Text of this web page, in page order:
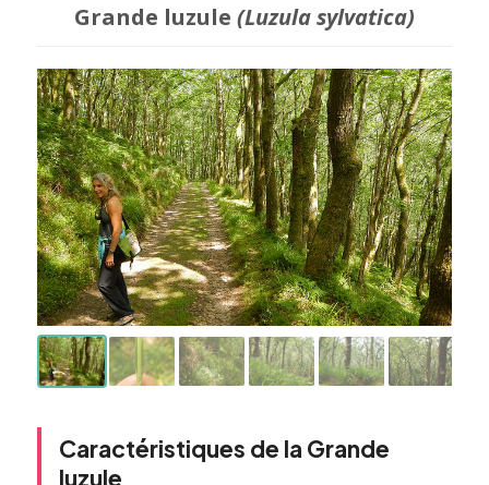
Grande luzule (Luzula sylvatica)
Caractéristiques de la Grande
luzule